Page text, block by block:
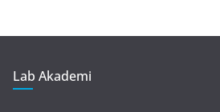
Lab Akademi